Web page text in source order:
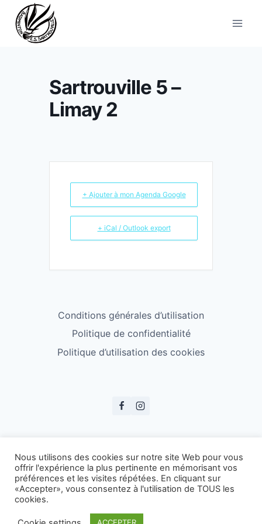
contenu
Sartrouville 5 –
Limay 2
+ Ajouter à mon Agenda Google
+ iCal / Outlook export
Conditions générales d’utilisation
Politique de confidentialité
Politique d’utilisation des cookies
Nous utilisons des cookies sur notre site Web pour vous
offrir l'expérience la plus pertinente en mémorisant vos
préférences et les visites répétées. En cliquant sur
«Accepter», vous consentez à l'utilisation de TOUS les
cookies.